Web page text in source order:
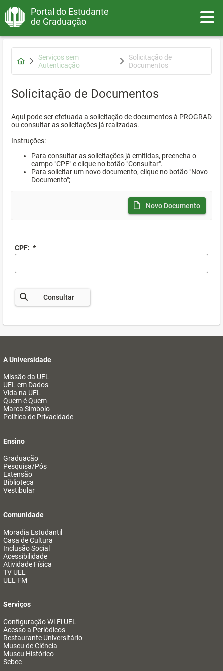
Portal do Estudante
de Graduação
Serviços sem
Autenticação
Solicitação de
Documentos
Solicitação de Documentos
Aqui pode ser efetuada a solicitação de documentos à PROGRAD
ou consultar as solicitações já realizadas.
Instruções:
Para consultar as solicitações já emitidas, preencha o
campo "CPF" e clique no botão "Consultar".
Para solicitar um novo documento, clique no botão "Novo
Documento";
Novo Documento
CPF: *
Consultar
A Universidade
Missão da UEL
UEL em Dados
Vida na UEL
Quem é Quem
Marca Símbolo
Política de Privacidade
Ensino
Graduação
Pesquisa/Pós
Extensão
Biblioteca
Vestibular
Comunidade
Moradia Estudantil
Casa de Cultura
Inclusão Social
Acessibilidade
Atividade Física
TV UEL
UEL FM
Serviços
Configuração Wi-Fi UEL
Acesso a Periódicos
Restaurante Universitário
Museu de Ciência
Museu Histórico
Sebec